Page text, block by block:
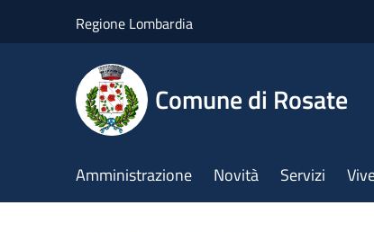
Regione Lombardia
Comune di Rosate
Amministrazione Novità Servizi